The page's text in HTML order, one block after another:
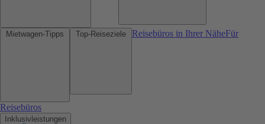
Reisebüros in Ihrer NäheFür
Reisebüros
Inklusivleistungen